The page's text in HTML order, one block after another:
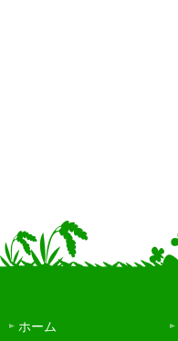
ホーム